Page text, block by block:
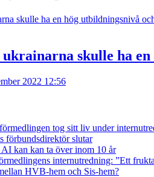
skulle ha
2022 12:56
tog sitt liv under
förbundsdirektör slutar
kan kan ta över inom 10 år
internutredning: ”Ett
HVB-hem och Sis-hem?